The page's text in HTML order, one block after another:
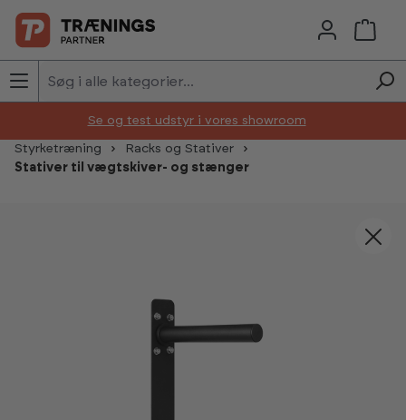
Skip to main content
Se og test udstyr i vores showroom
Styrketræning
Racks og Stativer
Stativer til vægtskiver- og stænger